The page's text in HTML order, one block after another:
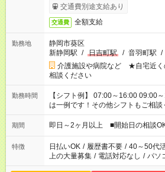
交通費別途支給あり
交通費 全額支給
勤務地
静岡市葵区
新静岡駅 / 日吉町駅 / 音羽町駅 /
介護施設や病院など ★自宅近く
相談ください
勤務時間
【シフト例】 07:00～16:00 09:00～
は一例です！その他シフトもご相談
期間 即日～2ヶ月以上 ■開始日の相談OK
特徴 日払いOK / 履歴書不要 / 40～50代
上の大量募集 / 電話対応なし / パソ